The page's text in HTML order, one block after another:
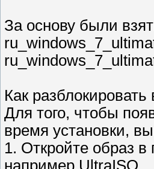
За основу были
Как
Для того, чтобы
время установки,
1. Откройте образ
например UltraISO